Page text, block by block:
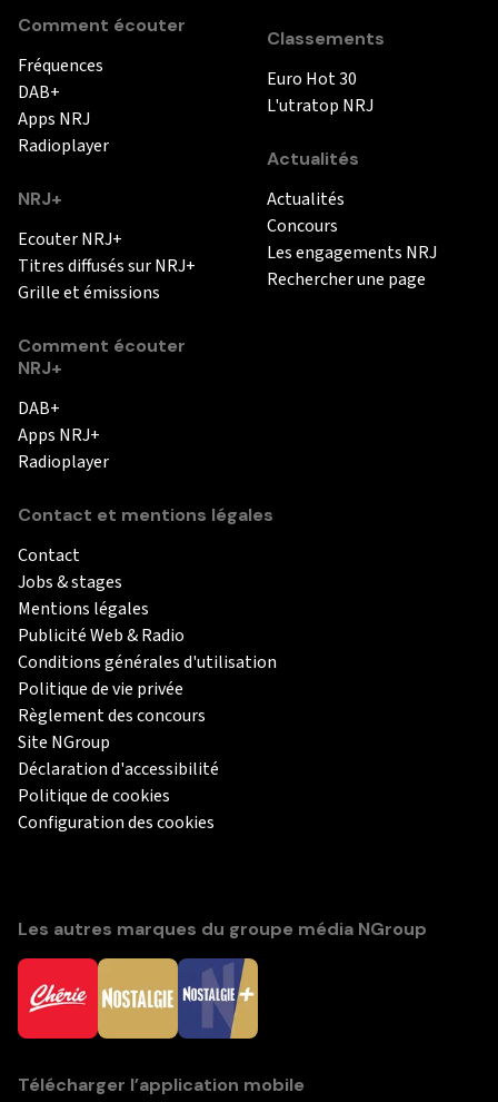
Comment écouter
Fréquences
DAB+
Apps NRJ
Radioplayer
NRJ+
Ecouter NRJ+
Titres diffusés sur NRJ+
Grille et émissions
Comment écouter
NRJ+
DAB+
Apps NRJ+
Radioplayer
Classements
Euro Hot 30
L'utratop NRJ
Actualités
Actualités
Concours
Les engagements NRJ
Rechercher une page
Contact et mentions légales
Contact
Jobs & stages
Mentions légales
Publicité Web & Radio
Conditions générales d'utilisation
Politique de vie privée
Règlement des concours
Site NGroup
Déclaration d'accessibilité
Politique de cookies
Configuration des cookies
Les autres marques du groupe média NGroup
Télécharger l’application mobile